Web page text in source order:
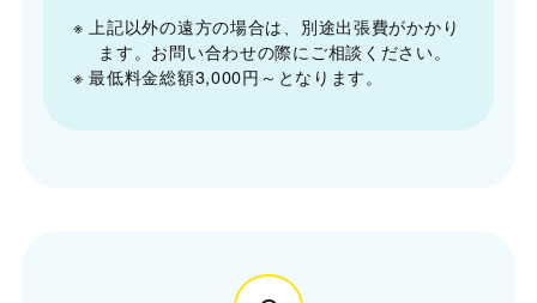
※ 上記以外の遠方の場合は、別途出張費がかかり
ます。お問い合わせの際にご相談ください。
※ 最低料金総額3,000円～となります。